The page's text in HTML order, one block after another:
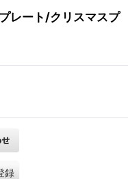
レート/クリスマスプ
録